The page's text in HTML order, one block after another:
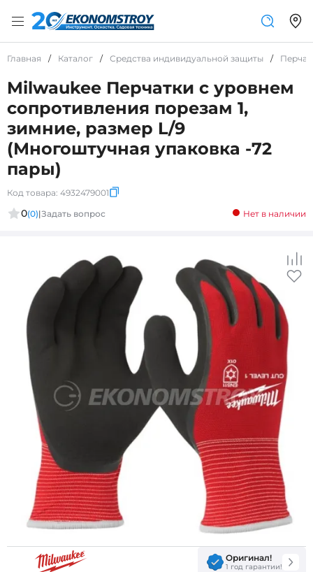
Главная / Каталог / Средства индивидуальной защиты /
Milwaukee Перчатки с уровнем
сопротивления порезам 1,
зимние, размер L/9
(Многоштучная упаковка -72
пары)
Код товара: 4932479001
0(0)|Задать вопрос Нет в наличии
Оригинал!
1 год гарантии!